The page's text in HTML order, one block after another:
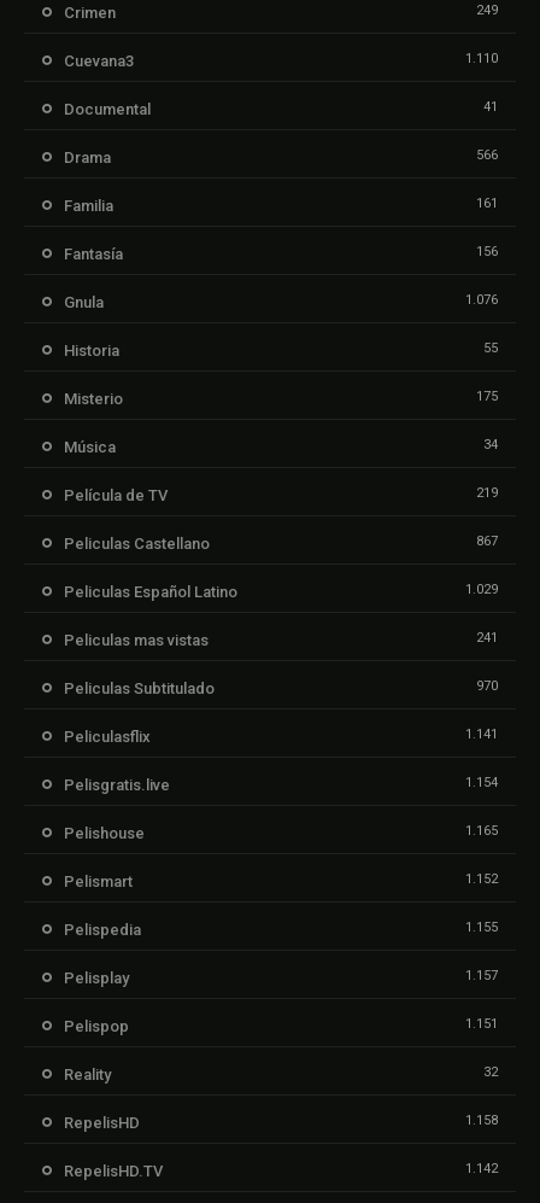
Crimen 249
Cuevana3 1.110
Documental 41
Drama 566
Familia 161
Fantasía 156
Gnula 1.076
Historia 55
Misterio 175
Música 34
Película de TV 219
Peliculas Castellano 867
Peliculas Español Latino 1.029
Peliculas mas vistas 241
Peliculas Subtitulado 970
Peliculasflix 1.141
Pelisgratis.live 1.154
Pelishouse 1.165
Pelismart 1.152
Pelispedia 1.155
Pelisplay 1.157
Pelispop 1.151
Reality 32
RepelisHD 1.158
RepelisHD.TV 1.142